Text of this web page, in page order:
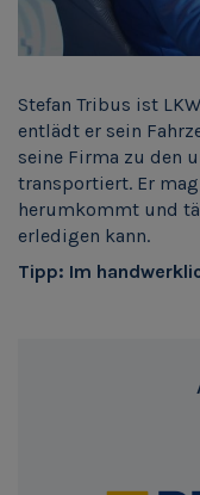
Stefan Tribus ist
entlädt er sein
seine Firma zu den
transportiert. Er
herumkommt und
erledigen kann.
Tipp: Im